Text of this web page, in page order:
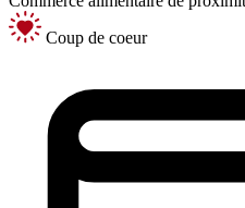
Coup de coeur